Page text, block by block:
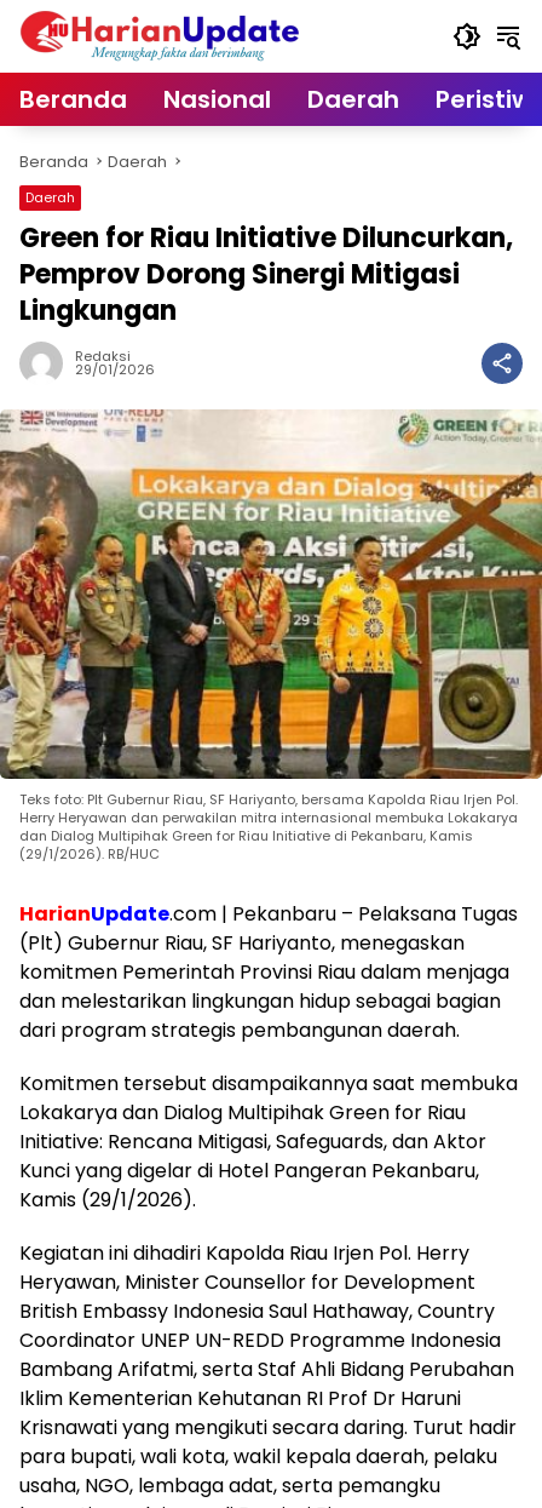
Langsung
Beranda Nasional Daerah
Beranda Daerah
Daerah
Green for Riau Initiative Diluncurkan,
Pemprov Dorong Sinergi Mitigasi
Lingkungan
Redaksi
29/01/2026
Teks foto: Plt Gubernur Riau, SF Hariyanto, bersama Kapolda Riau Irjen Pol.
Herry Heryawan dan perwakilan mitra internasional membuka Lokakarya
dan Dialog Multipihak Green for Riau Initiative di Pekanbaru, Kamis
(29/1/2026). RB/HUC
HarianUpdate.com | Pekanbaru – Pelaksana Tugas
(Plt) Gubernur Riau, SF Hariyanto, menegaskan
komitmen Pemerintah Provinsi Riau dalam menjaga
dan melestarikan lingkungan hidup sebagai bagian
dari program strategis pembangunan daerah.
Komitmen tersebut disampaikannya saat membuka
Lokakarya dan Dialog Multipihak Green for Riau
Initiative: Rencana Mitigasi, Safeguards, dan Aktor
Kunci yang digelar di Hotel Pangeran Pekanbaru,
Kamis (29/1/2026).
Kegiatan ini dihadiri Kapolda Riau Irjen Pol. Herry
Heryawan, Minister Counsellor for Development
British Embassy Indonesia Saul Hathaway, Country
Coordinator UNEP UN-REDD Programme Indonesia
Bambang Arifatmi, serta Staf Ahli Bidang Perubahan
Iklim Kementerian Kehutanan RI Prof Dr Haruni
Krisnawati yang mengikuti secara daring. Turut hadir
para bupati, wali kota, wakil kepala daerah, pelaku
usaha, NGO, lembaga adat, serta pemangku